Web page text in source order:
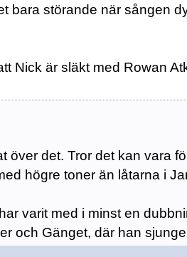
bara störande när sången
Nick är släkt med Rowan
över det. Tror det kan vara
högre toner än låtarna i
varit med i minst en
och Gänget, där han